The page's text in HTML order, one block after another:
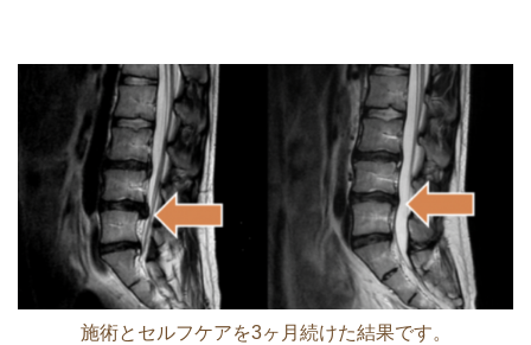
施術とセルフケアを3ヶ月続けた結果です。